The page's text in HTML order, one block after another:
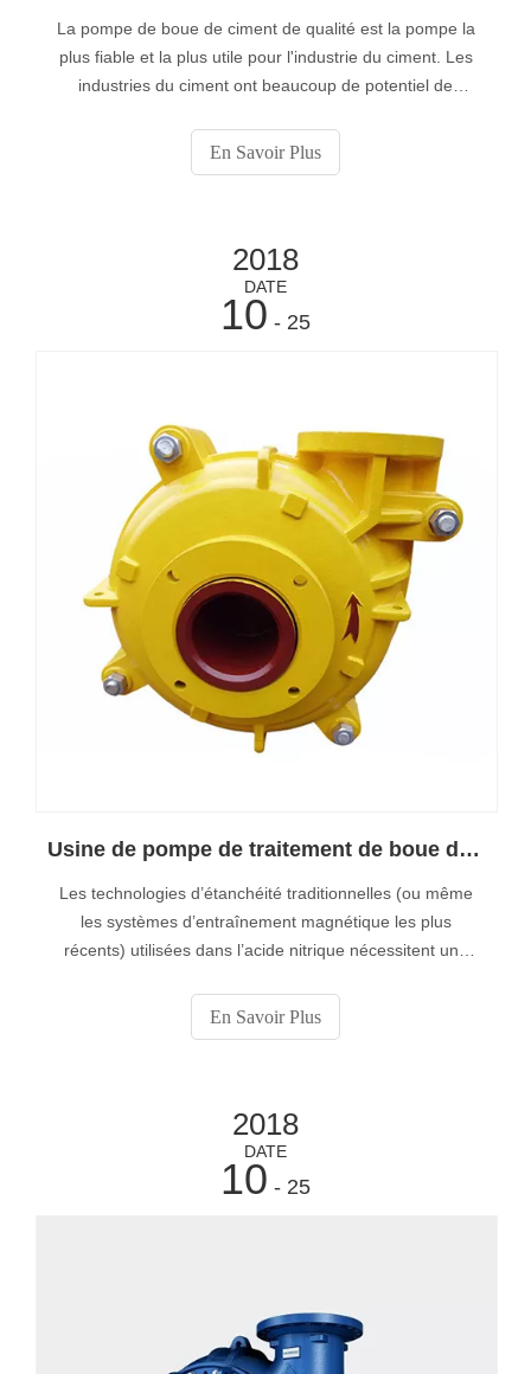
La pompe de boue de ciment de qualité est la pompe la
plus fiable et la plus utile pour l'industrie du ciment. Les
industries du ciment ont beaucoup de potentiel de
la construction et c’est pourquoi on s'attend à ce que le
secteur du ciment en tire davantage d’avantages.
En Savoir Plus
2018
DATE
10 - 25
Usine de pompe de traitement de boue d'acide Ni-Muyuan
Les technologies d’étanchéité traditionnelles (ou même
les systèmes d’entraînement magnétique les plus
récents) utilisées dans l’acide nitrique nécessitent une
joint ou du tourillon afin de fonctionner de manière
satisfaisante.
En Savoir Plus
2018
DATE
10 - 25